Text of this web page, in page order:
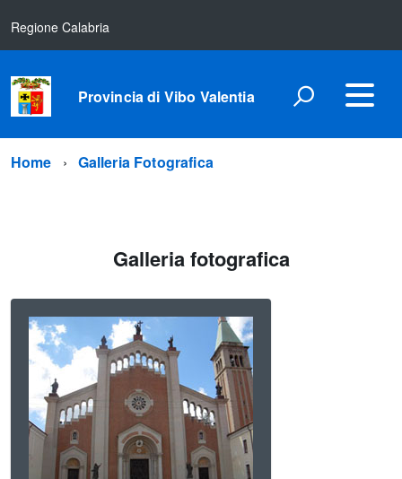
Regione Calabria
Provincia di Vibo Valentia
Home Galleria Fotografica
Galleria fotografica